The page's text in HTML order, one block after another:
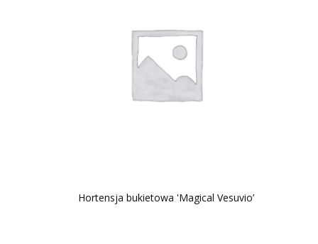
Hortensja bukietowa 'Magical Vesuvio’